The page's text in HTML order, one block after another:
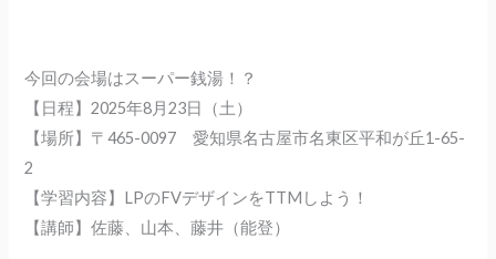
今回の会場はスーパー銭湯！？
【日程】2025年8月23日（土）
【場所】〒465-0097 愛知県名古屋市名東区平和が丘1-65-
2
【学習内容】LPのFVデザインをTTMしよう！
【講師】佐藤、山本、藤井（能登）